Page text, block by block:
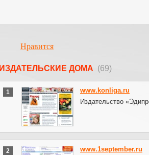
Нравится
ИЗДАТЕЛЬСКИЕ ДОМА (69)
1
www.konliga.ru
Издательство
2
www.1september.ru